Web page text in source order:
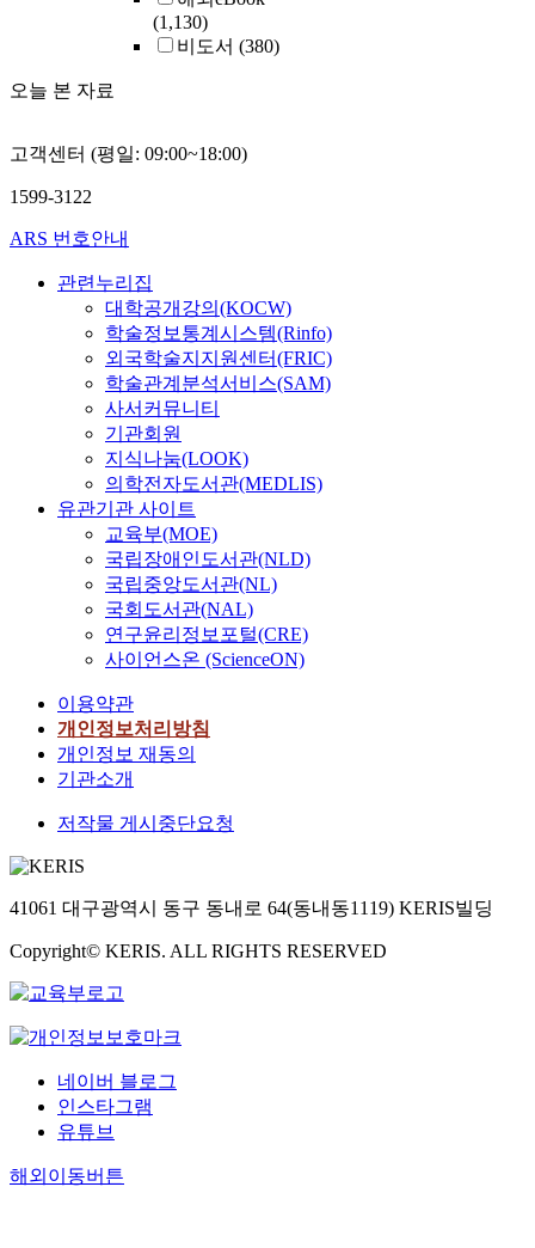
(1,130)
비도서 (380)
오늘 본 자료
고객센터 (평일: 09:00~18:00)
1599-3122
ARS 번호안내
관련누리집
대학공개강의(KOCW)
학술정보통계시스템(Rinfo)
외국학술지지원센터(FRIC)
학술관계분석서비스(SAM)
사서커뮤니티
기관회원
지식나눔(LOOK)
의학전자도서관(MEDLIS)
유관기관 사이트
교육부(MOE)
국립장애인도서관(NLD)
국립중앙도서관(NL)
국회도서관(NAL)
연구윤리정보포털(CRE)
사이언스온 (ScienceON)
이용약관
개인정보처리방침
개인정보 재동의
기관소개
저작물 게시중단요청
41061 대구광역시 동구 동내로 64(동내동1119) KERIS빌딩
Copyright© KERIS. ALL RIGHTS RESERVED
네이버 블로그
인스타그램
유튜브
해외이동버튼